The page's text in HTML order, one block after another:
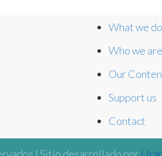
What we do
Who we are
Our
Support us
Contact
| Sitio desarrollado por